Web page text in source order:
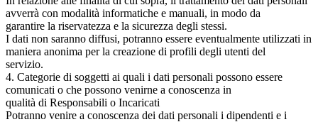
avverrà con modalità informatiche e manuali, in modo da
garantire la riservatezza e la sicurezza degli stessi.
I dati non saranno diffusi, potranno essere eventualmente utilizzati in
maniera anonima per la creazione di profili degli utenti del
servizio.
4. Categorie di soggetti ai quali i dati personali possono essere
comunicati o che possono venirne a conoscenza in
qualità di Responsabili o Incaricati
Potranno venire a conoscenza dei dati personali i dipendenti e i